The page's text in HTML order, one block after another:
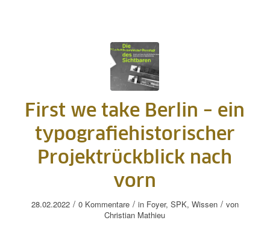
First we take Berlin – ein
typografiehistorischer
Projektrückblick nach
vorn
28.02.2022 / 0 Kommentare / in Foyer, SPK, Wissen / von
Christian Mathieu